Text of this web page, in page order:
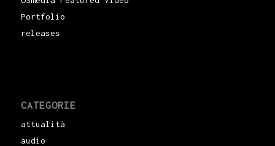
Portfolio
releases
CATEGORIE
attualità
audio